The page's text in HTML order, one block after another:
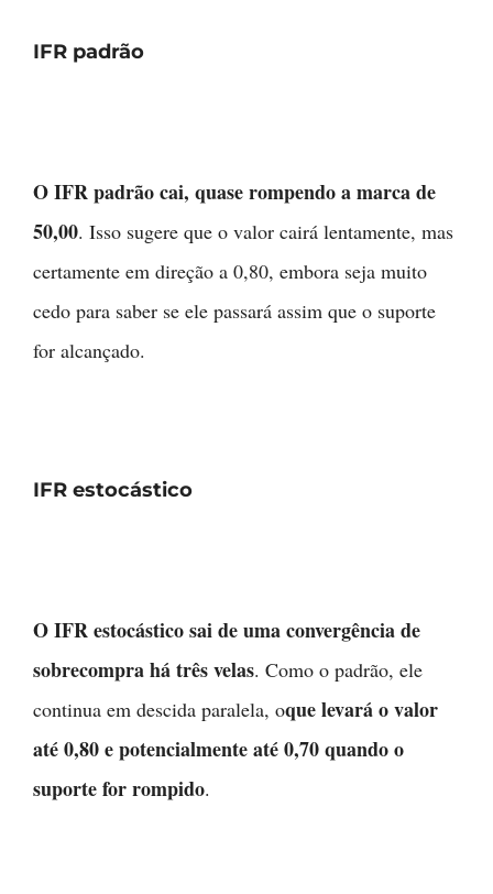
IFR padrão
O IFR padrão cai, quase rompendo a marca de
50,00. Isso sugere que o valor cairá lentamente, mas
certamente em direção a 0,80, embora seja muito
cedo para saber se ele passará assim que o suporte
for alcançado.
IFR estocástico
O IFR estocástico sai de uma convergência de
sobrecompra há três velas. Como o padrão, ele
continua em descida paralela, oque levará o valor
até 0,80 e potencialmente até 0,70 quando o
suporte for rompido.